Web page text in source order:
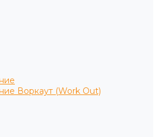
Воркаут (Work Out)